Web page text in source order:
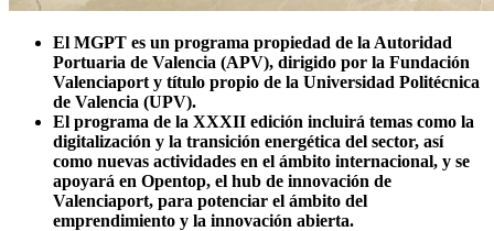
El MGPT es un programa propiedad de la Autoridad
Portuaria de Valencia (APV), dirigido por la Fundación
Valenciaport y título propio de la Universidad Politécnica
de Valencia (UPV).
El programa de la XXXII edición incluirá temas como la
digitalización y la transición energética del sector, así
como nuevas actividades en el ámbito internacional, y se
apoyará en Opentop, el hub de innovación de
Valenciaport, para potenciar el ámbito del
emprendimiento y la innovación abierta.